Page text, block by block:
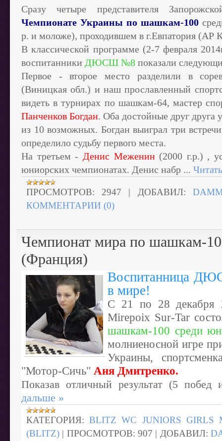
Сразу четыре представителя
Чемпионате Украины по шашкам-100
р. и моложе), проходившем в г.Евпатория (АР
В классической программе (2-7 февраля
воспитанники ДЮСШ №8 показали
Первое - второе место разделили в
(Виницкая обл.) и наш прославленный
видеть в турнирах по шашкам-64, мастер
Панченков Богдан. Оба достойные друг друга
из 10 возможных. Богдан выиграл три
определило судьбу первого места.
На третьем - Денис Меженин(2000 г.р.) ,
юниорских чемпионатах. Денис набр ...
ПРОСМОТРОВ: 2947 | ДОБАВИЛ:
КОММЕНТАРИИ (0)
Чемпионат мира по шашкам-
(Франция)
Воспитанница
в мире!
С 21 по 28 декабря
Mirepoix Sur-Tar
шашкам-100 среди
молниеносной игре
Украины,
"Мотор-Сичь" Аня Дмитренко.
Показав отличный результат (5
дальше »
КАТЕГОРИЯ: BLITZ WC JUNIORS GIRLS
(BLITZ) | ПРОСМОТРОВ: 907 | ДОБАВИЛ: